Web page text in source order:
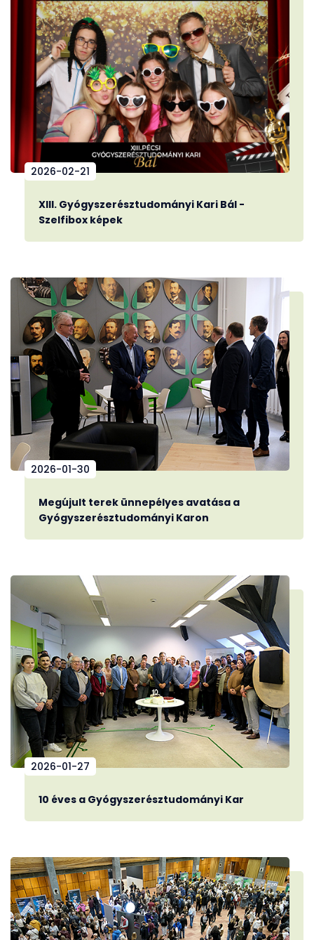
2026-02-21
XIII. Gyógyszerésztudományi Kari Bál -
Szelfibox képek
2026-01-30
Megújult terek ünnepélyes avatása a
Gyógyszerésztudományi Karon
2026-01-27
10 éves a Gyógyszerésztudományi Kar